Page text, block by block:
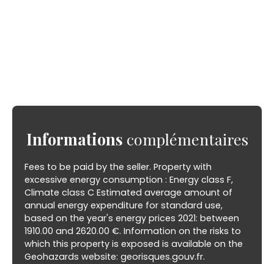
Informations complémentaires
Fees to be paid by the seller. Property with
excessive energy consumption : Energy class F,
Climate class C Estimated average amount of
annual energy expenditure for standard use,
based on the year's energy prices 2021: between
1910.00 and 2620.00 €. Information on the risks to
which this property is exposed is available on the
Geohazards website: georisques.gouv.fr.